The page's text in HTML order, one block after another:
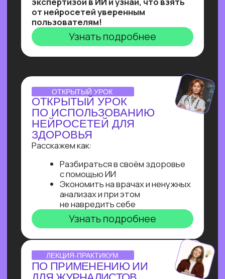
Узнать подробнее
Узнайте, как освоить классическое
программирование и востребованные
методы разработкив 2−4 раза быстрее
с помощью нейросетей и no-соde
Нейросети 28
IT-профессии 16
Для детей 8
Естественный интеллект 1
Высшее образование 2